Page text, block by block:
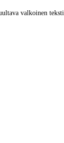
valkoinen